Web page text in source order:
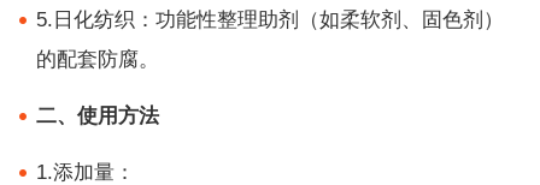
5.日化纺织：功能性整理助剂（如柔软剂、固色剂）
的配套防腐。
二、使用方法
1.添加量：